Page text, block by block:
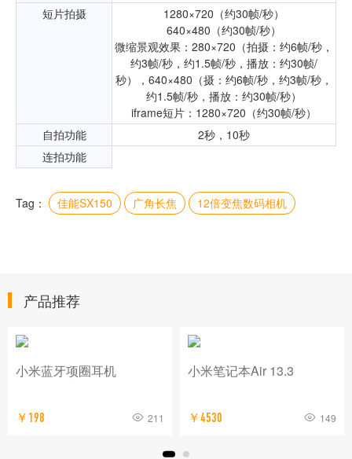
短片拍摄
1280×720（约30帧/秒）
640×480（约30帧/秒）
微缩景观效果：280×720（拍摄：约6帧/秒，
约3帧/秒，约1.5帧/秒，播放：约30帧/
秒），640×480（摄：约6帧/秒，约3帧/秒，
约1.5帧/秒，播放：约30帧/秒）
iframe短片：1280×720（约30帧/秒）
自拍功能
2秒，10秒
连拍功能
Tag： 佳能SX150 广角长焦 12倍变焦数码相机
产品推荐
小米蓝牙项圈耳机
￥198 211
小米笔记本Air 13.3
￥4530 149